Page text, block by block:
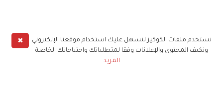
✖
نستخدم ملفات الكوكيز لنسهل عليك استخدام موقعنا الإلكتروني
ونكيف المحتوى والإعلانات وفقا لمتطلباتك واحتياجاتك الخاصة
المزيد